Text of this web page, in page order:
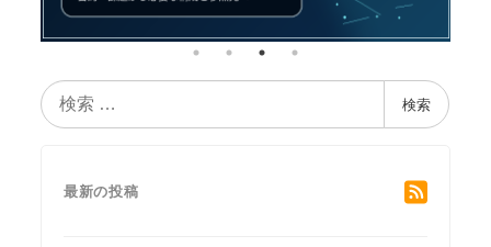
検
索
検索
最新の投稿